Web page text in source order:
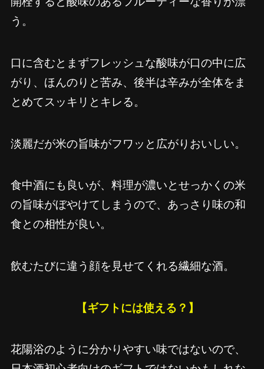
う。
口に含むとまずフレッシュな酸味が口の中に広
がり、ほんのりと苦み、後半は辛みが全体をま
とめてスッキリとキレる。
淡麗だが米の旨味がフワッと広がりおいしい。
食中酒にも良いが、料理が濃いとせっかくの米
の旨味がぼやけてしまうので、あっさり味の和
食との相性が良い。
飲むたびに違う顔を見せてくれる繊細な酒。
【ギフトには使える？】
花陽浴のように分かりやすい味ではないので、